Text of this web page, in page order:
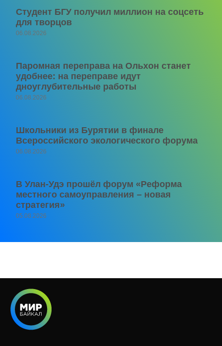
Студент БГУ получил миллион на соцсеть
для творцов
06.08.2026
Паромная переправа на Ольхон станет
удобнее: на переправе идут
дноуглубительные работы
06.08.2026
Школьники из Бурятии в финале
Всероссийского экологического форума
06.08.2026
В Улан-Удэ прошёл форум «Реформа
местного самоуправления – новая
стратегия»
05.08.2026